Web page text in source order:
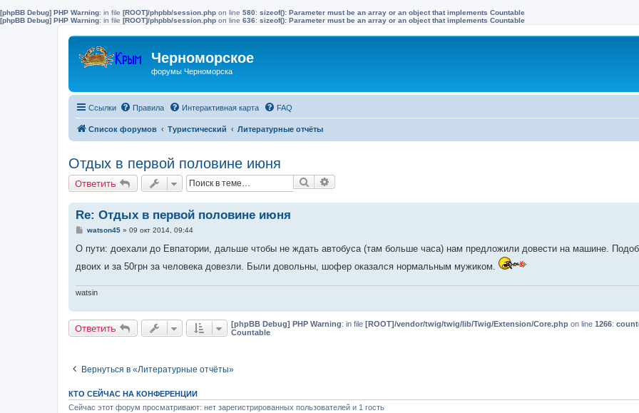
[phpBB Debug] PHP Warning: in file [ROOT]/phpbb/session.php on line 580: sizeof(): Parameter must be an array or an object that implements Countable
[phpBB Debug] PHP Warning: in file [ROOT]/phpbb/session.php on line 636: sizeof(): Parameter must be an array or an object that implements Countable
Черноморское
форумы Черноморска
Ссылки Правила Интерактивная карта FAQ
Список форумов Туристический Литературные отчёты
Отдых в первой половине июня
Ответить Поиск
Re: Отдых в первой половине июня
С
о
щ
е
и
е
watson45» 09 окт 2014, 09:44
О пути: доехали до Евпатории, дальше чтобы не ждать автобуса (там больше часа) нам предложили довести на машине.
двоих и за 50грн за человека довезли. Были довольны, шофер оказался нормальным мужиком.
watsin
Ответить [phpBB Debug] PHP Warning: in file [ROOT]/vendor/twig/twig/lib/Twig/Extension/Core.php on line 1266:
Countable
Вернуться в «Литературные отчёты»
КТО СЕЙЧАС НА КОНФЕРЕНЦИИ
Сейчас этот форум просматривают: нет зарегистрированных пользователей и 1 гость